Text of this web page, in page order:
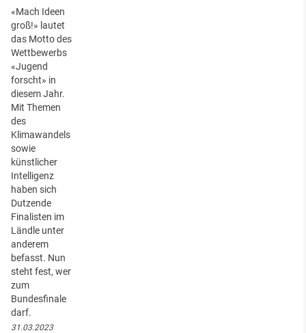
«Mach Ideen
groß!» lautet
das Motto des
Wettbewerbs
«Jugend
forscht» in
diesem Jahr.
Mit Themen
des
Klimawandels
sowie
künstlicher
Intelligenz
haben sich
Dutzende
Finalisten im
Ländle unter
anderem
befasst. Nun
steht fest, wer
zum
Bundesfinale
darf.
31.03.2023